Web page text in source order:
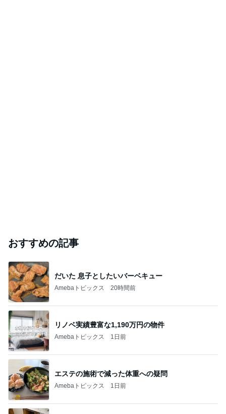
おすすめの記事
だいた 息子としたいバーベキュー
Amebaトピックス 20時間前
リノベ実績豊富な1,190万円の物件
Amebaトピックス 1日前
エステの施術で減った体重への疑問
Amebaトピックス 1日前